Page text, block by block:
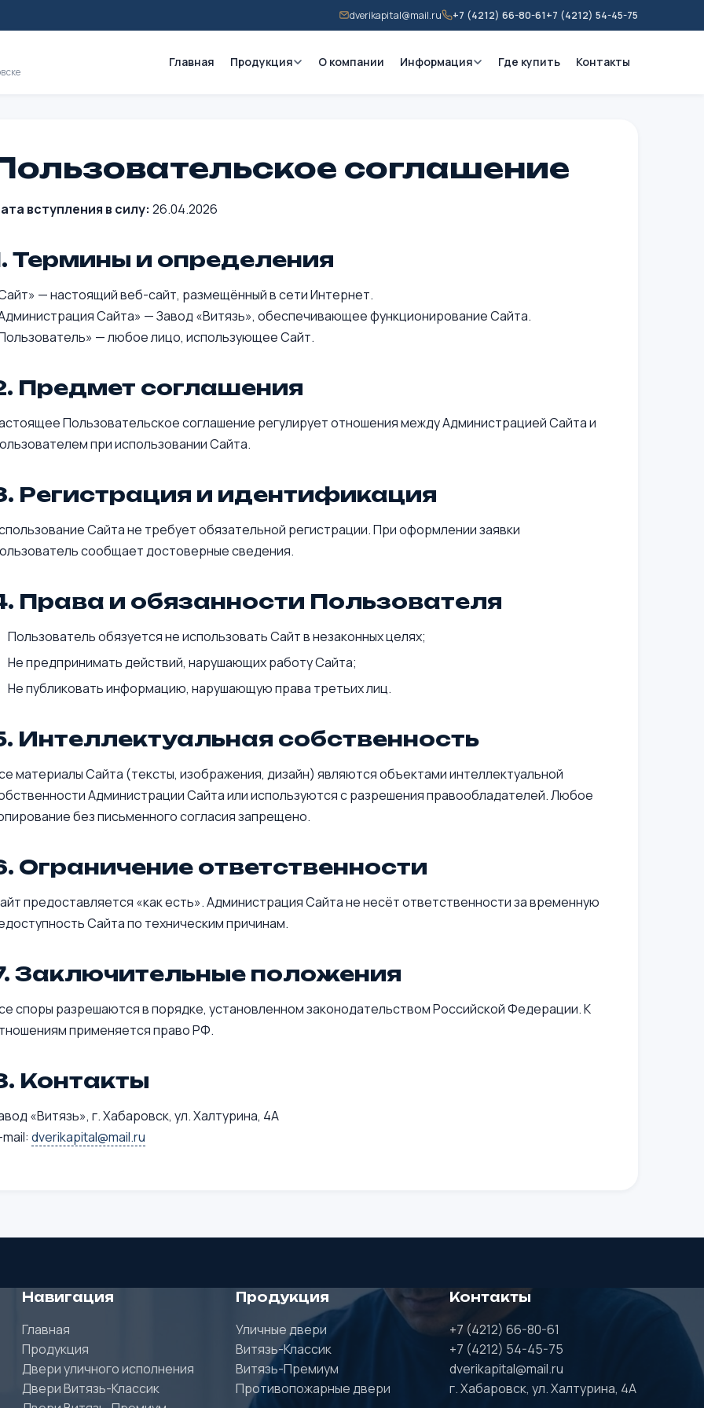
dverikapital@mail.ru +7 (4212) 66-80-61+7 (4212) 54-45-75
Главная Продукция О компании Информация Где купить Контакты
соглашение
вступления в силу: 26.04.2026
Термины и определения
— настоящий веб-сайт, размещённый в сети Интернет.
Сайта» — Завод «Витязь», обеспечивающее функционирование Сайта.
— любое лицо, использующее Сайт.
Предмет соглашения
Пользовательское соглашение регулирует отношения между Администрацией Сайта и
при использовании Сайта.
Регистрация и идентификация
Сайта не требует обязательной регистрации. При оформлении заявки
сообщает достоверные сведения.
Права и обязанности Пользователя
Пользователь обязуется не использовать Сайт в незаконных целях;
Не предпринимать действий, нарушающих работу Сайта;
Не публиковать информацию, нарушающую права третьих лиц.
Интеллектуальная собственность
материалы Сайта (тексты, изображения, дизайн) являются объектами интеллектуальной
Администрации Сайта или используются с разрешения правообладателей. Любое
без письменного согласия запрещено.
Ограничение ответственности
предоставляется «как есть». Администрация Сайта не несёт ответственности за временную
Сайта по техническим причинам.
Заключительные положения
споры разрешаются в порядке, установленном законодательством Российской Федерации. К
применяется право РФ.
Контакты
«Витязь», г. Хабаровск, ул. Халтурина, 4А
dverikapital@mail.ru
Навигация
Главная
Продукция
Двери уличного исполнения
Двери Витязь-Классик
Продукция
Уличные двери
Витязь-Классик
Витязь-Премиум
Противопожарные двери
Контакты
+7 (4212) 66-80-61
+7 (4212) 54-45-75
dverikapital@mail.ru
г. Хабаровск, ул. Халтурина, 4А